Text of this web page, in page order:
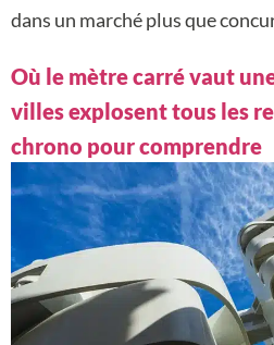
dans un marché plus que
Où le mètre carré vaut
villes explosent tous les
chrono pour comprendre